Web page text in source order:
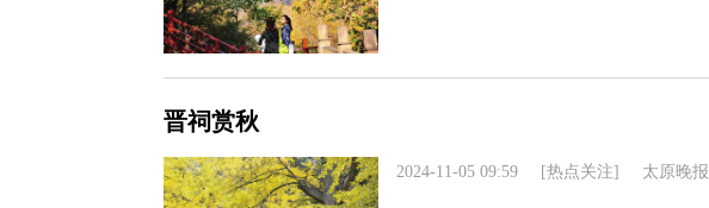
晋祠赏秋
2024-11-05 09:59 [热点关注] 太原晚报